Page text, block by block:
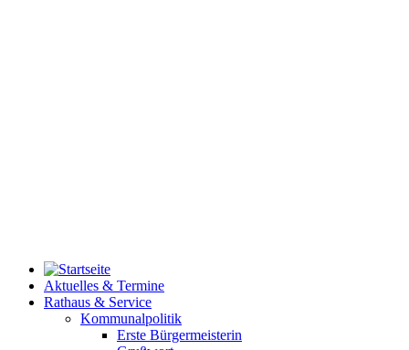
Aktuelles & Termine
Rathaus & Service
Kommunalpolitik
Erste Bürgermeisterin